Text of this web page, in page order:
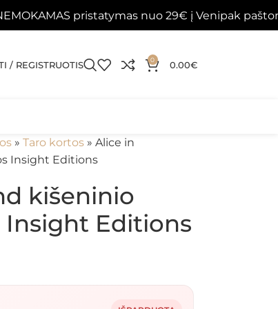
pristatymas nuo 29€ į Venipak paštomatus 📦
/ REGISTRUOTIS 0 0.00€
» Taro kortos» Alice in
Insight Editions
kišeninio
Insight Editions